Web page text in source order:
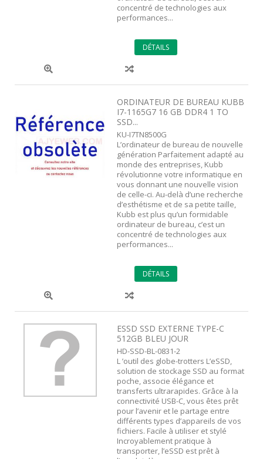
concentré de technologies aux
performances...
DÉTAILS
ORDINATEUR DE BUREAU KUBB
I7-1165G7 16 GB DDR4 1 TO
SSD...
KU-I7TN8500G
L’ordinateur de bureau de nouvelle
génération Parfaitement adapté au
monde des entreprises, Kubb
révolutionne votre informatique en
vous donnant une nouvelle vision
de celle-ci. Au-delà d’une recherche
d’esthétisme et de sa petite taille,
Kubb est plus qu’un formidable
ordinateur de bureau, c’est un
concentré de technologies aux
performances...
DÉTAILS
ESSD SSD EXTERNE TYPE-C
512GB BLEU JOUR
HD-SSD-BL-0831-2
L ’outil des globe-trotters L’eSSD,
solution de stockage SSD au format
poche, associe élégance et
transferts ultrarapides. Grâce à la
connectivité USB-C, vous êtes prêt
pour l’avenir et le partage entre
différents types d’appareils de vos
fichiers. Facile à utiliser et stylé
Incroyablement pratique à
transporter, l’eSSD est prêt à